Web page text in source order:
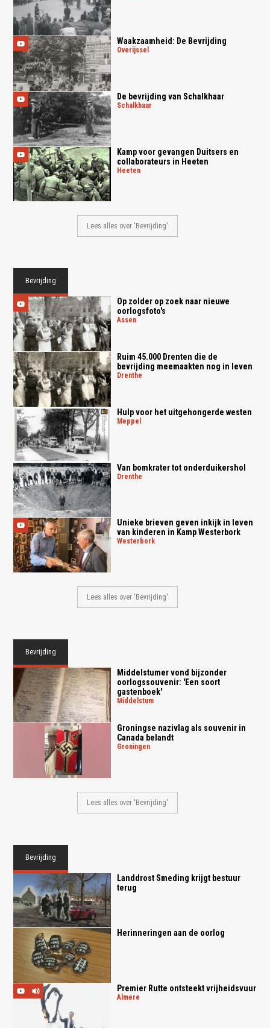
Waakzaamheid: De Bevrijding
overijssel
De bevrijding van Schalkhaar
schalkhaar
Kamp voor gevangen Duitsers en
collaborateurs in Heeten
heeten
Lees alles over 'Bevrijding'
Bevrijding
Op zolder op zoek naar nieuwe
oorlogsfoto's
assen
Ruim 45.000 Drenten die de
bevrijding meemaakten nog in leven
drenthe
Hulp voor het uitgehongerde westen
meppel
Van bomkrater tot onderduikershol
drenthe
Unieke brieven geven inkijk in leven
van kinderen in Kamp Westerbork
westerbork
Lees alles over 'Bevrijding'
Bevrijding
Middelstumer vond bijzonder
oorlogssouvenir: 'Een soort
gastenboek'
middelstum
Groningse nazivlag als souvenir in
Canada belandt
groningen
Lees alles over 'Bevrijding'
Bevrijding
Landdrost Smeding krijgt bestuur
terug
Herinneringen aan de oorlog
Premier Rutte ontsteekt vrijheidsvuur
almere